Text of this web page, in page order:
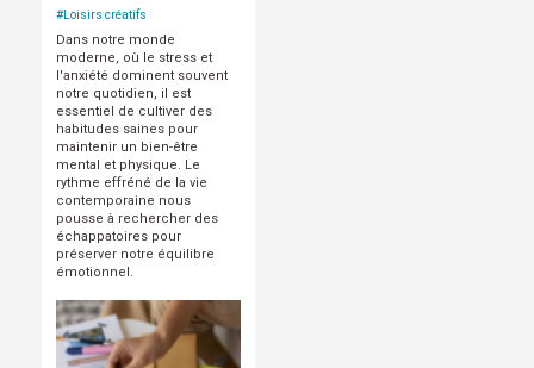
#Loisirs créatifs
Dans notre monde
moderne, où le stress et
l'anxiété dominent souvent
notre quotidien, il est
essentiel de cultiver des
habitudes saines pour
maintenir un bien-être
mental et physique. Le
rythme effréné de la vie
contemporaine nous
pousse à rechercher des
échappatoires pour
préserver notre équilibre
émotionnel.